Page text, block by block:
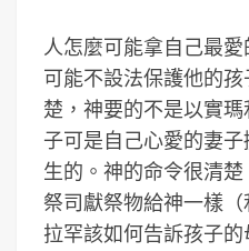
人怎麼可能拿自己最
可能不設法保護他的
楚，神要的不是以實
子可是自己心愛的妻
生的。神的命令很清
祭司獻祭物給神一樣
拉罕該如何告訴孩子